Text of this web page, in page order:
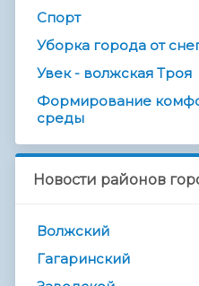
Спорт
Уборка города от
Увек - волжская Троя
Формирование
среды
Новости районов
Волжский
Гагаринский